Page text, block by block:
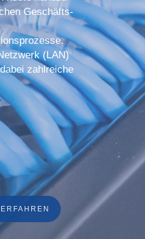
Geschäfts-
(LAN)
zahlreiche